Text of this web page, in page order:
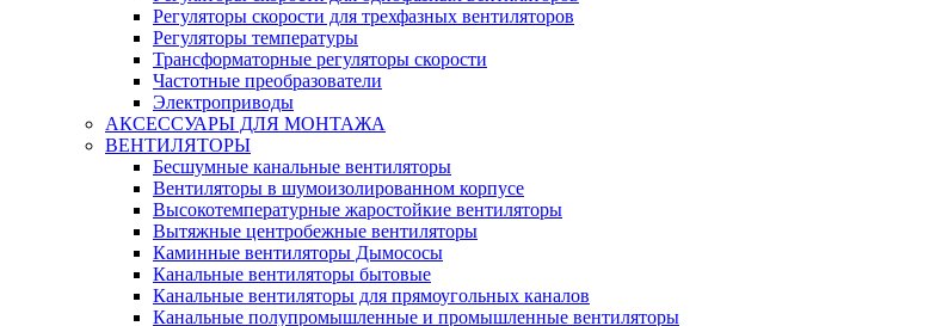
Регуляторы скорости для трехфазных вентиляторов
Регуляторы температуры
Трансформаторные регуляторы скорости
Частотные преобразователи
Электроприводы
АКСЕССУАРЫ ДЛЯ МОНТАЖА
ВЕНТИЛЯТОРЫ
Бесшумные канальные вентиляторы
Вентиляторы в шумоизолированном корпусе
Высокотемпературные жаростойкие вентиляторы
Вытяжные центробежные вентиляторы
Каминные вентиляторы Дымососы
Канальные вентиляторы бытовые
Канальные вентиляторы для прямоугольных каналов
Канальные полупромышленные и промышленные вентиляторы